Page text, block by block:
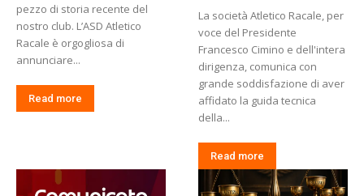
pezzo di storia recente del
nostro club. L’ASD Atletico
Racale è orgogliosa di
annunciare...
Read more
La società Atletico Racale, per
voce del Presidente
Francesco Cimino e dell'intera
dirigenza, comunica con
grande soddisfazione di aver
affidato la guida tecnica
della...
Read more